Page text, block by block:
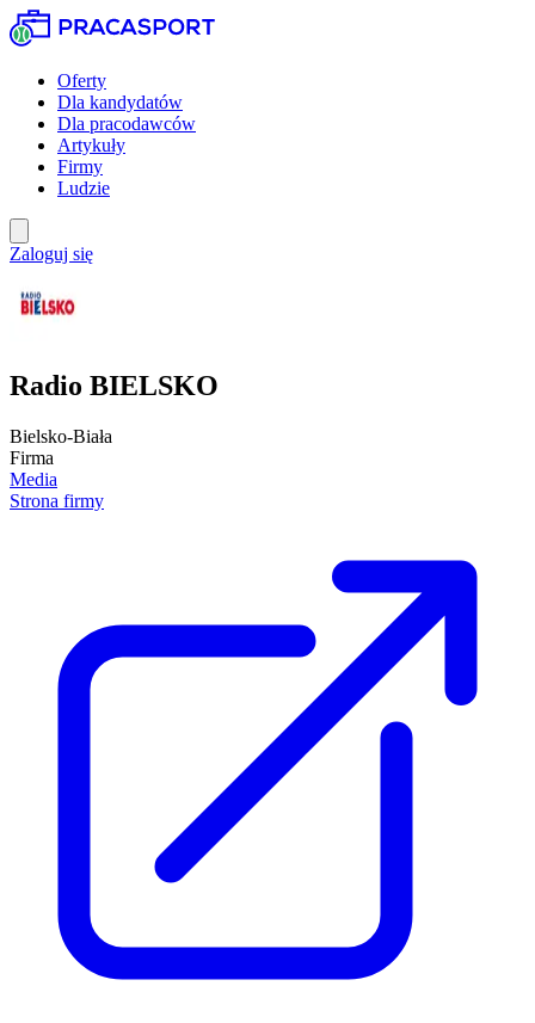
Oferty
Dla kandydatów
Dla pracodawców
Artykuły
Firmy
Ludzie
Zaloguj się
Radio BIELSKO
Bielsko-Biała
Firma
Media
Strona firmy